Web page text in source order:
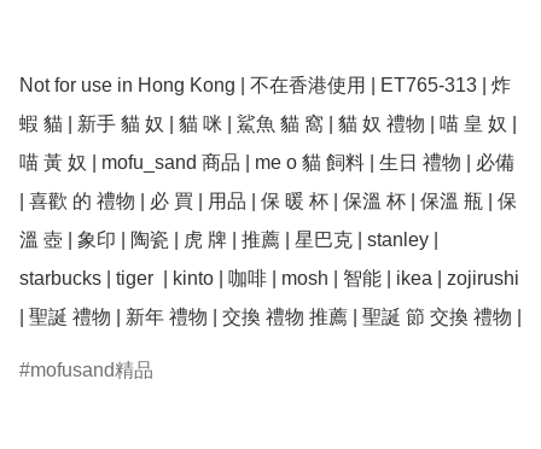
Not for use in Hong Kong | 不在香港使用 | ET765-313 | 炸
蝦 貓 | 新手 貓 奴 | 貓 咪 | 鯊魚 貓 窩 | 貓 奴 禮物 | 喵 皇 奴 |
喵 黃 奴 | mofu_sand 商品 | me o 貓 飼料 | 生日 禮物 | 必備
| 喜歡 的 禮物 | 必 買 | 用品 | 保 暖 杯 | 保溫 杯 | 保溫 瓶 | 保
溫 壺 | 象印 | 陶瓷 | 虎 牌 | 推薦 | 星巴克 | stanley |
starbucks | tiger  | kinto | 咖啡 | mosh | 智能 | ikea | zojirushi
mofusand精品